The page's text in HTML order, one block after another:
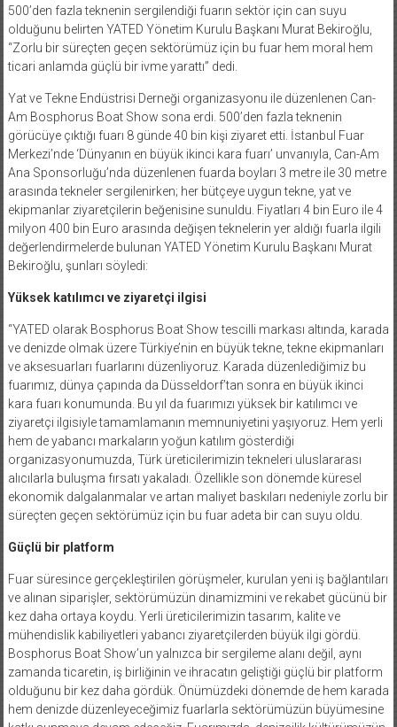
500’den fazla teknenin sergilendiği fuarın sektör için can suyu
olduğunu belirten YATED Yönetim Kurulu Başkanı Murat Bekiroğlu,
“Zorlu bir süreçten geçen sektörümüz için bu fuar hem moral hem
ticari anlamda güçlü bir ivme yarattı” dedi.
Yat ve Tekne Endüstrisi Derneği organizasyonu ile düzenlenen Can-
Am Bosphorus Boat Show sona erdi. 500’den fazla teknenin
görücüye çıktığı fuarı 8 günde 40 bin kişi ziyaret etti. İstanbul Fuar
Merkezi’nde ‘Dünyanın en büyük ikinci kara fuarı’ unvanıyla, Can-Am
Ana Sponsorluğu’nda düzenlenen fuarda boyları 3 metre ile 30 metre
arasında tekneler sergilenirken; her bütçeye uygun tekne, yat ve
ekipmanlar ziyaretçilerin beğenisine sunuldu. Fiyatları 4 bin Euro ile 4
milyon 400 bin Euro arasında değişen teknelerin yer aldığı fuarla ilgili
değerlendirmelerde bulunan YATED Yönetim Kurulu Başkanı Murat
Bekiroğlu, şunları söyledi:
Yüksek katılımcı ve ziyaretçi ilgisi
“YATED olarak Bosphorus Boat Show tescilli markası altında, karada
ve denizde olmak üzere Türkiye’nin en büyük tekne, tekne ekipmanları
ve aksesuarları fuarlarını düzenliyoruz. Karada düzenlediğimiz bu
fuarımız, dünya çapında da Düsseldorf’tan sonra en büyük ikinci
kara fuarı konumunda. Bu yıl da fuarımızı yüksek bir katılımcı ve
ziyaretçi ilgisiyle tamamlamanın memnuniyetini yaşıyoruz. Hem yerli
hem de yabancı markaların yoğun katılım gösterdiği
organizasyonumuzda, Türk üreticilerimizin tekneleri uluslararası
alıcılarla buluşma fırsatı yakaladı. Özellikle son dönemde küresel
ekonomik dalgalanmalar ve artan maliyet baskıları nedeniyle zorlu bir
süreçten geçen sektörümüz için bu fuar adeta bir can suyu oldu.
Güçlü bir platform
Fuar süresince gerçekleştirilen görüşmeler, kurulan yeni iş bağlantıları
ve alınan siparişler, sektörümüzün dinamizmini ve rekabet gücünü bir
kez daha ortaya koydu. Yerli üreticilerimizin tasarım, kalite ve
mühendislik kabiliyetleri yabancı ziyaretçilerden büyük ilgi gördü.
Bosphorus Boat Show’un yalnızca bir sergileme alanı değil, aynı
zamanda ticaretin, iş birliğinin ve ihracatın geliştiği güçlü bir platform
olduğunu bir kez daha gördük. Önümüzdeki dönemde de hem karada
hem denizde düzenleyeceğimiz fuarlarla sektörümüzün büyümesine